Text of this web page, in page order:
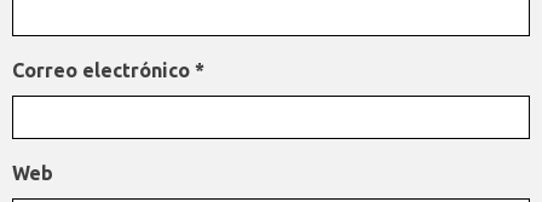
Correo electrónico *
Web